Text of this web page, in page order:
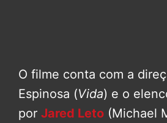
O filme conta com a
Espinosa (Vida) e o
por Jared Leto (Michael